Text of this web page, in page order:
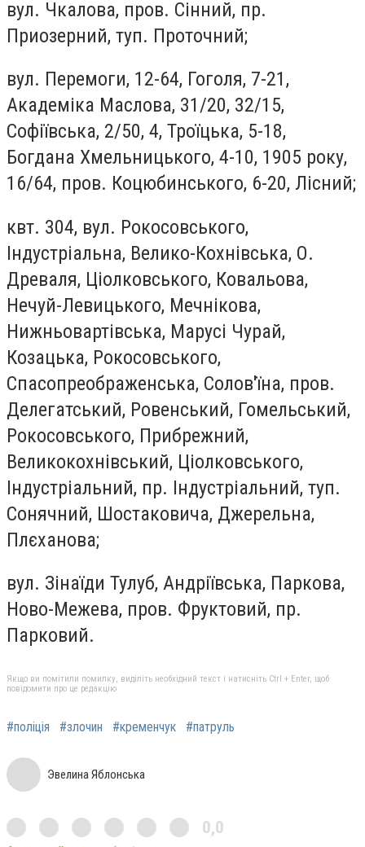
вул. Чкалова, пров. Сінний, пр.
Приозерний, туп. Проточний;
вул. Перемоги, 12-64, Гоголя, 7-21,
Академіка Маслова, 31/20, 32/15,
Софіївська, 2/50, 4, Троїцька, 5-18,
Богдана Хмельницького, 4-10, 1905 року,
16/64, пров. Коцюбинського, 6-20, Лісний;
квт. 304, вул. Рокосовського,
Індустріальна, Велико-Кохнівська, О.
Древаля, Ціолковського, Ковальова,
Нечуй-Левицького, Мечнікова,
Нижньовартівська, Марусі Чурай,
Козацька, Рокосовського,
Спасопреображенська, Солов'їна, пров.
Делегатський, Ровенський, Гомельський,
Рокосовського, Прибрежний,
Великокохнівський, Ціолковського,
Індустріальний, пр. Індустріальний, туп.
Сонячний, Шостаковича, Джерельна,
Плєханова;
вул. Зінаїди Тулуб, Андріївська, Паркова,
Ново-Межева, пров. Фруктовий, пр.
Парковий.
Якщо ви помітили помилку, виділіть необхідний текст і натисніть Ctrl + Enter, щоб
повідомити про це редакцію
#поліція #злочин #кременчук #патруль
Эвелина Яблонська
0,0